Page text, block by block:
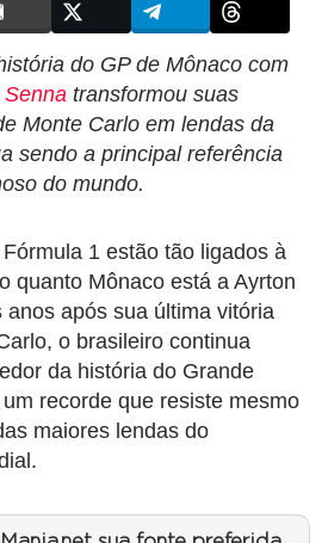
do GP de Mônaco com
transformou suas
Monte Carlo em lendas da
sendo a principal referência
do mundo.
1 estão tão ligados à
quanto Mônaco está a Ayrton
anos após sua última vitória
o brasileiro continua
da história do Grande
recorde que resiste mesmo
maiores lendas do